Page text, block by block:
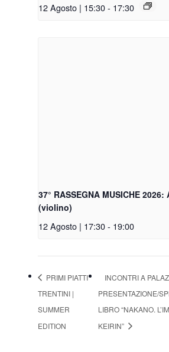
12 Agosto | 15:30- 17:30
37° RASSEGNA MUSICHE
(violino)
12 Agosto | 17:30- 19:00
PRIMI PIATTI
TRENTINI |
SUMMER
EDITION
INCONTRI A
PRESENTAZIONE/
LIBRO “NAKANO.
KEIRIN”